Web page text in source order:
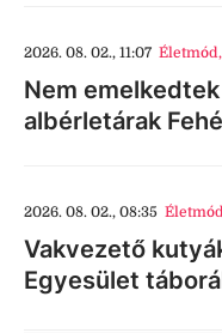
2026. 08. 02., 11:07 Életmód,
Nem
albérletárak
2026. 08. 02., 08:35
Vakvezető
Egyesület